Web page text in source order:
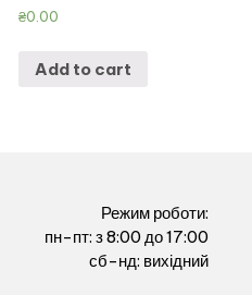
₴0.00
Add to cart
Режим роботи:
пн-пт: з 8:00 до 17:00
сб-нд: вихідний